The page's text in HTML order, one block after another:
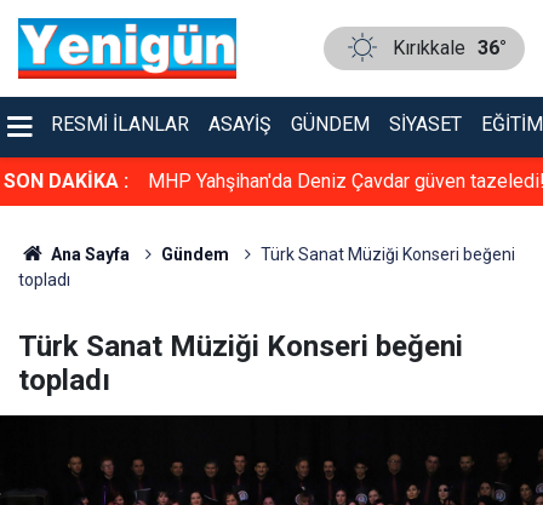
Kırıkkale 36°
RESMI İLANLAR ASAYIŞ GÜNDEM SIYASET EĞITIM
SON DAKİKA :
tazeledi! Konser gibi sünnet düğünü: Kırıkkale bu
Ana Sayfa Gündem
Türk Sanat Müziği Konseri beğeni
topladı
Türk Sanat Müziği Konseri beğeni
topladı